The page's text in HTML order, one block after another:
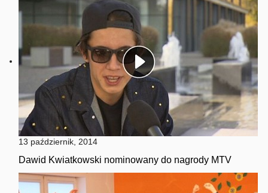
13 październik, 2014
Dawid Kwiatkowski nominowany do nagrody MTV